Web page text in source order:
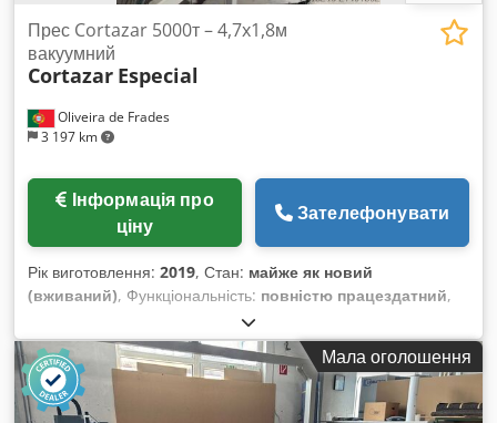
Oliveira de Frades
3 197 km
Прес Cortazar 5000т – 4,7x1,8м
вакуумний
Cortazar Especial
ціну
Зателефонувати
Рік виготовлення: 2019, Стан: майже як новий
(вживаний), Функціональність: повністю працездатний,
Технічні характеристики * Тип машини: прес Cortazar
Chjdpfjyt Rf Aox Am Asa * Тиск: 5000 т/м² * Корисні
розміри: 4700 × 1820 мм * Кількість циліндрів: 10 * Тип
пластин: попередньо просвердлені пластини з нержавіючої
сталі з вакуумною системою * Відкриття преса: 300 мм *
Мала оголошення